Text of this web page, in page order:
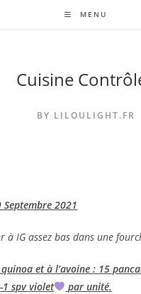
MENU
Cuisine
BY LILOULIGHT.FR
Septembre 2021
à IG assez bas dans une
et à l’avoine : 15
-1 spv violet par unité.